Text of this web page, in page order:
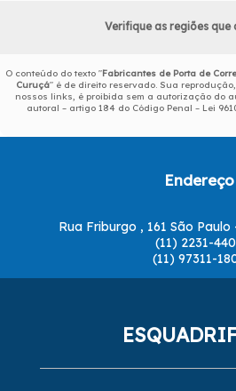
Verifique as regiões que
O conteúdo do texto "Fabricantes de Porta de
Curuçá" é de direito reservado. Sua
nossos links, é proibida sem a autorização do
autoral – artigo 184 do Código Penal – Lei
Endereço
Rua Friburgo , 161 São
(11) 2231-
(11) 97311-